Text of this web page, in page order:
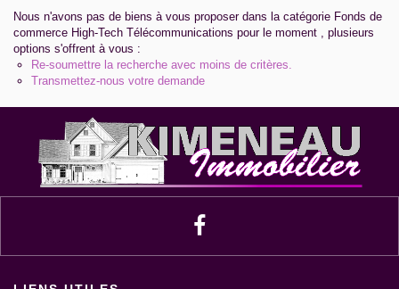
Contact
Extranet Gestion
Nous n'avons pas de biens à vous proposer dans la catégorie Fonds de
commerce High-Tech Télécommunications pour le moment , plusieurs
options s'offrent à vous :
Re-soumettre la recherche avec moins de critères.
Transmettez-nous votre demande